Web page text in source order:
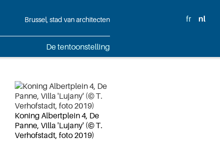
Brussel, stad van architecten
De tentoonstelling
fr nl
Koning Albertplein 4, De
Panne, Villa 'Lujany' (© T.
Verhofstadt, foto 2019)